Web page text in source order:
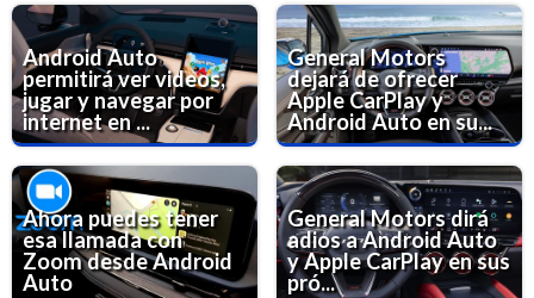
Android Auto
permitirá ver videos,
jugar y navegar por
internet en ...
General Motors
dejará de ofrecer
Apple CarPlay y
Android Auto en su...
Ahora puedes tener
esa llamada con
Zoom desde Android
Auto
General Motors dirá
adios a Android Auto
y Apple CarPlay en sus
pró...